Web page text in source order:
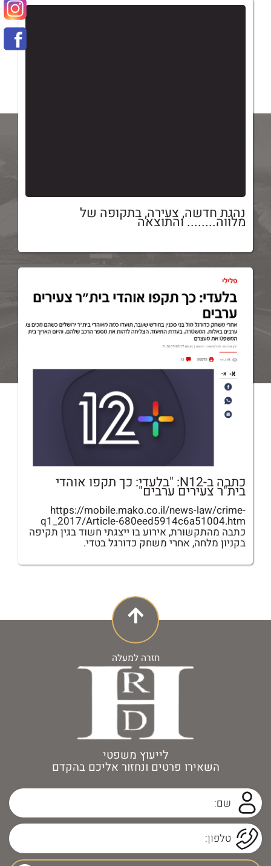
נהגת חדשה, צעירה, בתקופה של
מלווה........ והתוצאה
כתבה ב-N12: "בלעדי: כך תקפו אוהדיבית"ר צעירים ערבים"
https://mobile.mako.co.il/news-law/crime-
q1_2017/Article-680eed5914c6a51004.htm
כתבה מהתקשורת, אירוע בו ייצגתי חשוד בגין תקיפה
בקניון מלחה, אחרי משחק כדורגל בטדי.
חזרה למעלה
לייעוץ משפטי
השאירו פרטים ונחזור אליכם בהקדם